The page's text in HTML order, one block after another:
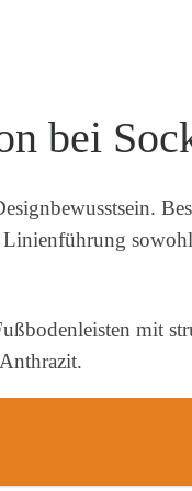
bei
mit